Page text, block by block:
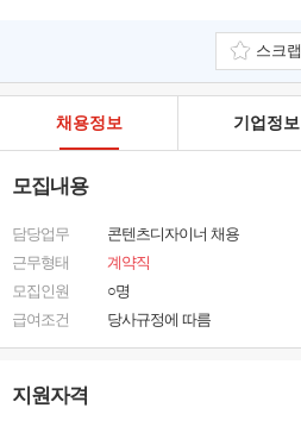
스크랩
채용정보 기업정보
모집내용
담당업무
콘텐츠디자이너 채용
근무형태
계약직
모집인원
○명
급여조건
당사규정에 따름
지원자격